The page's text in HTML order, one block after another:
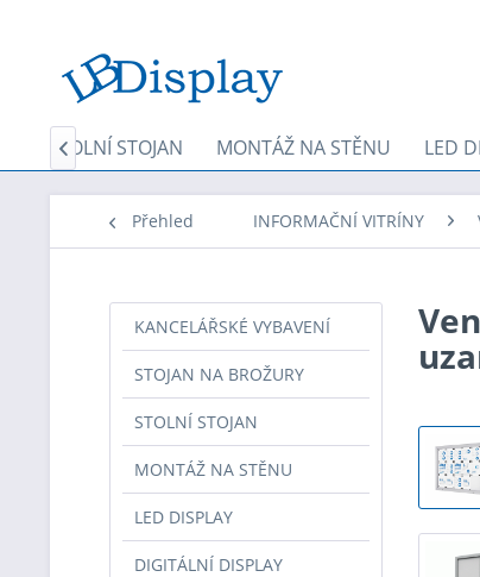
STOLNÍ STOJAN MONTÁŽ NA STĚNU LED

Přehled INFORMAČNÍ VITRÍNY
KANCELÁŘSKÉ VYBAVENÍ
STOJAN NA BROŽURY
STOLNÍ STOJAN
MONTÁŽ NA STĚNU
LED DISPLAY
DIGITÁLNÍ DISPLAY